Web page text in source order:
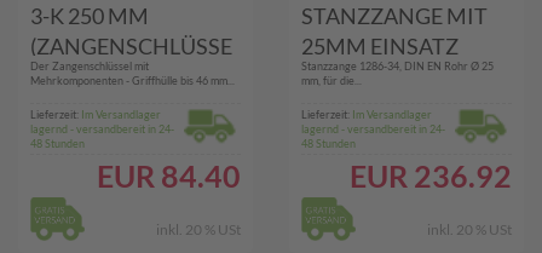
3-K 250 MM
(ZANGENSCHLÜSSE
L)
Der Zangenschlüssel mit
Mehrkomponenten - Griffhülle bis 46 mm...
Lieferzeit: Im Versandlager
lagernd - versandbereit in 24-
48 Stunden
EUR 84.40
inkl. 20 % USt
STANZZANGE MIT
25MM EINSATZ
(1286-34)
Stanzzange 1286-34, DIN EN Rohr Ø 25
mm, für die...
Lieferzeit: Im Versandlager
lagernd - versandbereit in 24-
48 Stunden
EUR 236.92
inkl. 20 % USt